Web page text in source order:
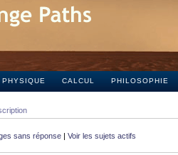
PHYSIQUE CALCUL PHILOSOPHIE
sans réponse | Voir les sujets actifs